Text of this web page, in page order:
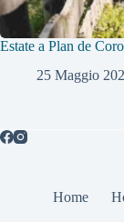
Estate a Plan de
25 Maggio
Home